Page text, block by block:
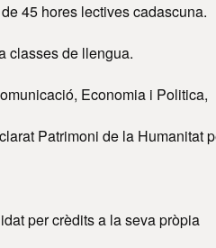
45 hores lectives cadascuna.
classes de llengua.
Economia i Politica,
Patrimoni de la Humanitat
per crèdits a la seva pròpia